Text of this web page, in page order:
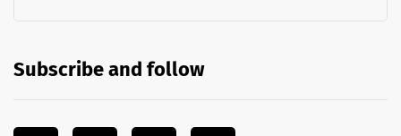
Subscribe and follow